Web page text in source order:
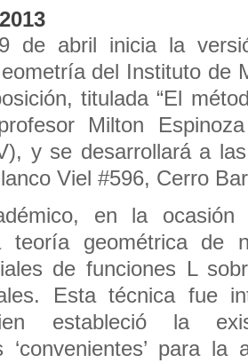
de abril inicia la
del Instituto de
titulada “El
Milton
y se desarrollará a
Viel #596, Cerro
en la ocasión
teoría geométrica de
de funciones L
Esta técnica fue
estableció la
‘convenientes’ para